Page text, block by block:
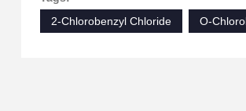
2-Chlorobenzyl Chloride
O-